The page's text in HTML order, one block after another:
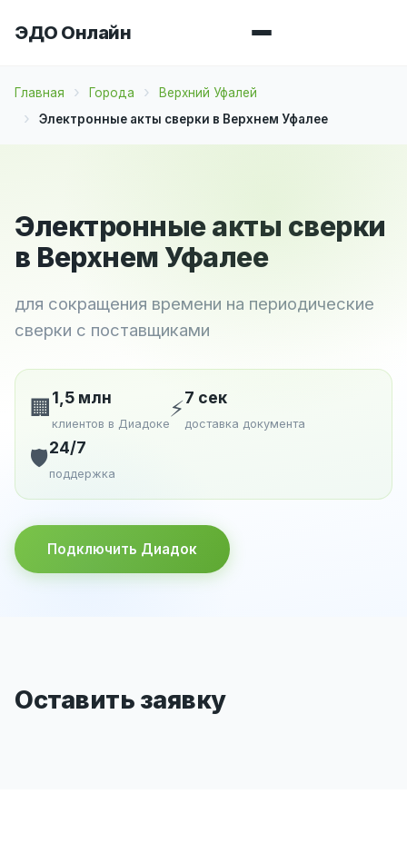
ЭДО Онлайн
Главная Города
Верхний Уфалей
Электронные акты сверки в Верхнем Уфалее
Электронные акты сверки
в Верхнем Уфалее
для сокращения времени на периодические
сверки с поставщиками
🏢 1,5 млн
клиентов в Диадоке
⚡7 сек
доставка документа
🛡️24/7
поддержка
Подключить Диадок
Оставить заявку